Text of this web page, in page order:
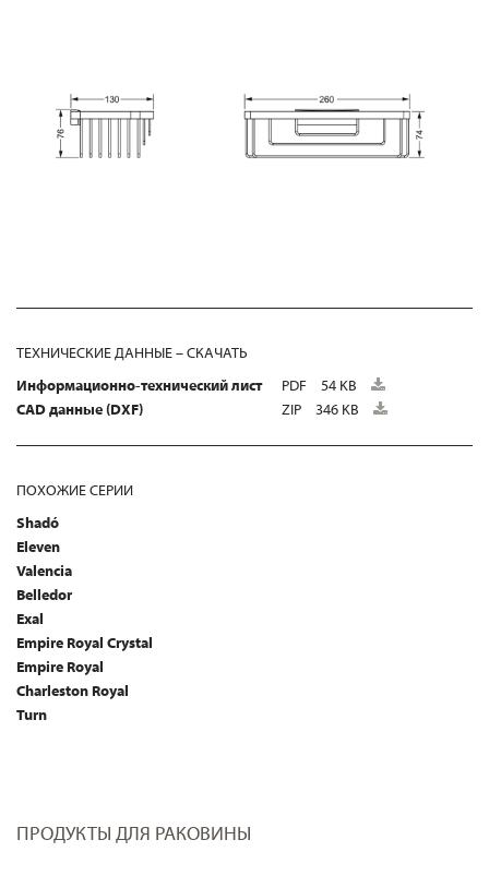
ТЕХНИЧЕСКИЕ ДАННЫЕ – СКАЧАТЬ
Информационно-технический лист
PDF
54 KB
CAD данные (DXF)
ZIP 346 KB
ПОХОЖИЕ СЕРИИ
Shadó
Eleven
Valencia
Belledor
Exal
Empire Royal Crystal
Empire Royal
Charleston Royal
Turn
ПРОДУКТЫ ДЛЯ РАКОВИНЫ